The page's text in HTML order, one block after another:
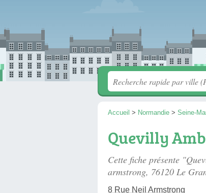
Accueil > Normandie > Seine-
Quevilly
Cette fiche présente
armstrong, 76120 Le
8 Rue Neil Armstrong